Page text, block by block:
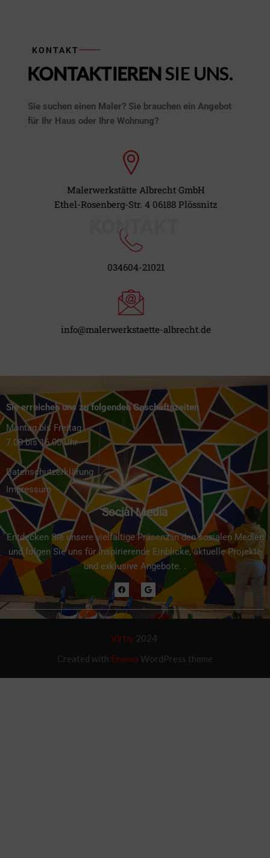
KONTAKT
KONTAKTIERENSIE UNS.
Sie suchen einen Maler? Sie brauchen ein Angebot
für Ihr Haus oder Ihre Wohnung?
Malerwerkstätte Albrecht GmbH
Ethel-Rosenberg-Str. 4 06188 Plössnitz
034604-21021​
info@malerwerkstaette-albrecht.de​
KONTAKT
Sie erreichen uns zu folgenden Geschäftszeiten
Montag bis Freitag
7.00 bis 16.00 Uhr
Datenschutzerklärung
Impressum
Social Media
Entdecken Sie unsere vielfältige Präsenz in den sozialen Medien
und folgen Sie uns für inspirierende Einblicke, aktuelle Projekte
und exklusive Angebote. .
Virtiv 2024
Created with Enwoo WordPress theme